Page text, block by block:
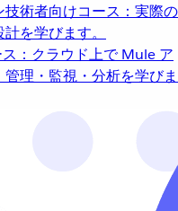
技術者向けコース：実際の
を学びます。
：クラウド上で Mule ア
理・監視・分析を学びま